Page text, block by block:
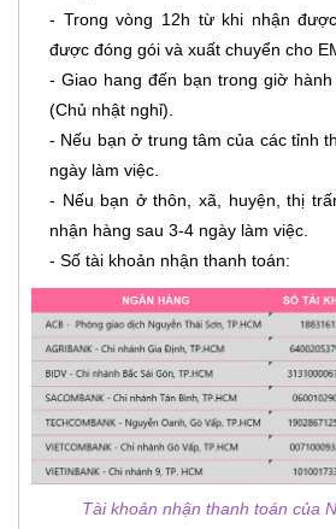
- Trong vòng 12h từ khi nhận
được đóng gói và xuất chuyển cho
- Giao hang đến bạn trong giờ
(Chủ nhật nghỉ).
- Nếu bạn ở trung tâm của các tỉnh
ngày làm việc.
- Nếu bạn ở thôn, xã, huyện, thị
nhận hàng sau 3-4 ngày làm việc.
- Số tài khoản nhận thanh toán:
Tài khoản nhận thanh toán của